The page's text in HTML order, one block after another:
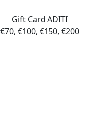
Gift Card ADITI
€70, €100, €150, €200